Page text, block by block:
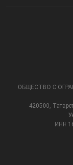
ОБЩЕСТВО С
420500,
ИНН